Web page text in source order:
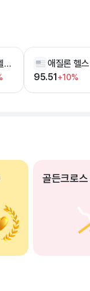
유나이티드헬스 그룹
애질론 헬스
95.51+10%
골든크로스